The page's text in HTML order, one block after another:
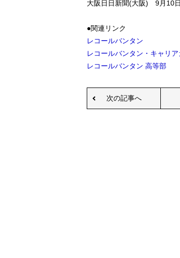
大阪日日新聞(大阪) 9月10日
●関連リンク
レコールバンタン
レコールバンタン・キャリ
レコールバンタン 高等部
次の記事へ